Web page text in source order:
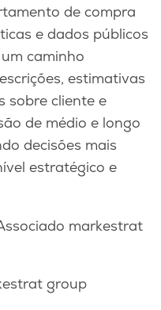
de compra
e dados públicos
caminho
estimativas
sobre cliente e
de médio e longo
decisões mais
estratégico e
markestrat
group